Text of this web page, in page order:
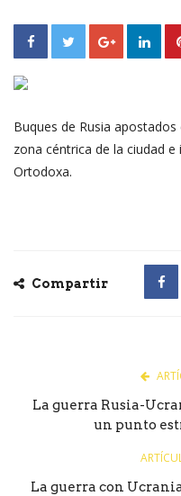
Buques de Rusia
zona céntrica de la ciudad
Ortodoxa.
Compartir
La guerra Rusia-
un punto
La guerra con